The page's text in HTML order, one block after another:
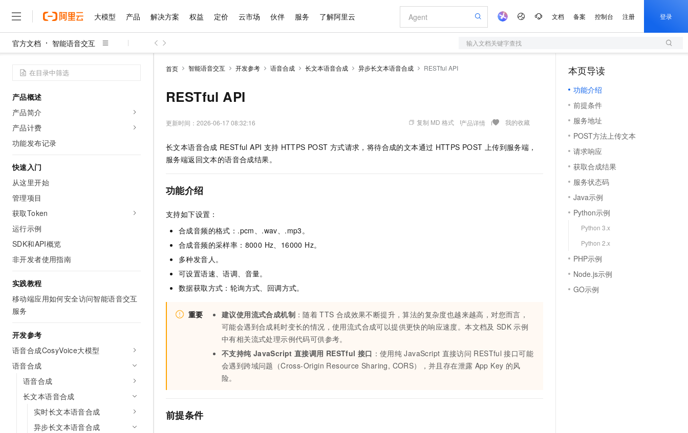
大模型 产品 解决方案 权益 定价 云市场 伙伴 服务 了解阿里云 文档 备案 控制台 注册 登录
官方文档 智能语音交互 输入文档关键字查找
产品概述
产品简介
产品计费
功能发布记录
快速入门
从这里开始
管理项目
获取Token
运行示例
SDK和API概览
非开发者使用指南
实践教程
移动端应用如何安全访问智能语音交互
服务
开发参考
语音合成CosyVoice大模型
语音合成
语音合成
长文本语音合成
实时长文本语音合成
异步长文本语音合成
首页 智能语音交互 开发参考 语音合成 长文本语音合成 异步长文本语音合成 RESTful API
RESTful API
更新时间： 2026-06-17 08:32:16 复制 MD 格式 产品详情 我的收藏
长文本语音合成 RESTful API 支持 HTTPS POST 方式请求，将待合成的文本通过 HTTPS POST 上传到服务端，
服务端返回文本的语音合成结果。
功能介绍
支持如下设置：
合成音频的格式：.pcm、.wav、.mp3。
合成音频的采样率：8000 Hz、16000 Hz。
多种发音人。
可设置语速、语调、音量。
数据获取方式：轮询方式、回调方式。
重要 建议使用流式合成机制 ：随着 TTS 合成效果不断提升，算法的复杂度也越来越高，对您而言，
可能会遇到合成耗时变长的情况，使用流式合成可以提供更快的响应速度。本文档及 SDK 示例
中有相关流式处理示例代码可供参考。
不支持纯 JavaScript 直接调用 RESTful 接口 ：使用纯 JavaScript 直接访问 RESTful 接口可能
会遇到跨域问题（Cross-Origin Resource Sharing, CORS），并且存在泄露 App Key 的风
险。
前提条件
本页导读
功能介绍
前提条件
服务地址
POST方法上传文本
请求响应
获取合成结果
服务状态码
Java示例
Python示例
Python 3.x
Python 2.x
PHP示例
Node.js示例
GO示例
大模型
千问AI平台 大模型服务平台百炼
Qwen3.8-Max HOT
Qwen3.7-Plus
视觉 Coding、空间感知、多模态思考等全面升级 1M上下文，专为长程任务能力而生
语音识别与合成
Qwen3-TTS-Flash
大模型服务
在线体验全尺寸、多种模态的模型效果
新一代 AI 视频生成模型，深度适配广告营销等场景
大模型服务平台百炼-智能体
灵活可视化地构建企业级 Agent
人工智能平台 PAI
AI Native 的算法工程平台，一站式完成建模、训练、推理服务部署
万有无界
秒悟
云端极速 AI 应用创作平台
千问办公 NEW
大模型解决方案
产品
精选产品
容器
存储
网络与CDN
安全
中间件
数据库
大数据计算
企业服务与云通信
域名与网站
终端用户计算
Serverless
开发工具
精选产品
多元化、高性能、安全可靠的大模型服务
无影云电脑
随时随地安全接入的云上超级电脑
面向分析的企业级SaaS模式云数据仓库
人工智能平台 PAI 大模型
一站式AI开发、训练和推理服务
全托管，含MySQL、PostgreSQL、SQL Server、MariaDB多引擎
Qoder
面向真实软件的智能体编程平台
轻量应用服务器
数字证书管理服务（原SSL证书）
实现全站HTTPS，呈现可信的WEB访问
短信服务
大数据开发治理平台 DataWorks
解决方案
精选解决方案
大数据
现代化应用
安全
网络
可观测
上云与迁云
企业出海
精选解决方案
Hermes Agent，打造自进化智能体
自主进化，持久记忆，越用越聪明
5 分钟轻松部署专属 QwenPaw HOT
从聊天伙伴进化为能主动干活的本地数字员工
一键购买专属联机服务器，轻松开启游戏
高效搭建 AI 智能体与工作流应用
通过阿里云百炼高效搭建AI应用,助力高效开发
Agency Agents：拥有专属领域专家
HappyHorse 打造一站式影视创作平台
漫剧工坊：一站式动画创作平台
快速生产连贯的高质量长漫剧
10 分钟搭建微信、支付宝小程序
高效部署网站，快速应用到小程序
权益 普惠上云
推荐新用户得奖励，单订单最高返9万
云工开物
高校专属算力普惠，学生认证享300元代金券
免费试用
最高领取价值200元试用点，立即开启云上创新
AI 产品 免费试用
1亿+ 大模型 tokens 和 30+ 款产品免费体验
140+云产品 免费试用
产品新客免费试用，最长12个月
大模型ACA认证体验
助力企业全员 AI 认知与能力提升
AI 特惠
Token Plan 模型订阅计划 NEW
Qwen3.8-Max 首发尝鲜，限时加量 10 倍，夜间低至2折
Night Plan 支持 Qwen 3.8-Max
夜间 5 折，Qwen/Meoo/TokenPlan 客户专享
AI 场景体验
从图文生成到视频创作，一键激活电商全链路生产力
AI 广告创作
图文、视频一站生成，高效打造优质广告素材
AI 活动
AI 生产力先锋
先锋实践拓展 AI 生产力的边界
飞天发布时刻
所见，即是所愿
AI 实训营
从基础到进阶，Agent 创客手把手教你
创新加速
覆盖90%+业务场景，专享组合折扣价
精选AI产品，从模型到应用全链提效
AI 用量加速计划
新老同享，达量后返
定价 产品定价
了解云产品的定价详情
云上成本管理
管理和优化成本
价格计算器
自助选配和估算价格
配置报价器
阿里云 OPC 创新助力计划
Token 补贴，五大权
益加速 OPC 成功
云市场 精选商城
多端小程序
观测云
蓝凌 OA
Tableau 订阅
AI空中课堂在线直播课堂（旗舰版）
生态解决方案
行业生态解决方案
AI 开发和 AI 应用解决方案
数据与 API
OCR 文字识别
企业应用
财税管理
400电话
广告营销
基础软件
JAVA
模板建站
定制建站
模板小程序
定制小程序
专业服务
公司注册
上云迁移
代维服务
堡垒机
防火墙
主机安全
伙伴 成为销售伙伴
咨询伙伴
销售伙伴合作计划
无影生态合作计划
Salesforce On Alibaba Cloud
AI 大模型销售与服务生态合作计划
成为产品伙伴 产品伙伴合作计划
云网络合作计划
服务伙伴合作计划
Al MaaS 服务伙伴赋能合作
伙伴信用分合作计划
更多支持
合作伙伴培训与认证
查询合作伙伴
登录合作伙伴管理后台
服务 售前咨询
自助服务
在线服务
工单服务
短信专区
企业增值服务
企业成长
阿里云认证
信息公告
开发者社区
镜像站
我要反馈
我要建议
我要投诉
了解阿里云 为什么选择阿里云
技术领先
分析师报告
云开发大赛
入门学习赛
最佳实践
看见新力量
市场活动 加入我们
校园招聘